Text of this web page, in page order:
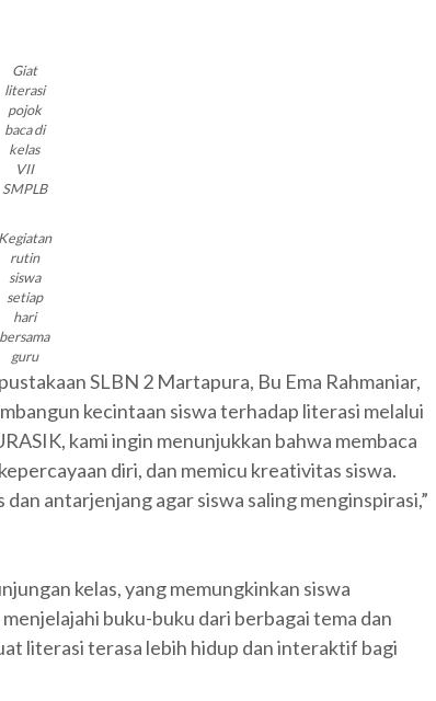
Giat
literasi
pojok
baca di
kelas
VII
SMPLB
Kegiatan
rutin
siswa
setiap
hari
bersama
guru
SLBN 2 Martapura, Bu Ema Rahmaniar,
kecintaan siswa terhadap literasi melalui
kami ingin menunjukkan bahwa membaca
diri, dan memicu kreativitas siswa.
antarjenjang agar siswa saling menginspirasi,”
kelas, yang memungkinkan siswa
buku-buku dari berbagai tema dan
literasi terasa lebih hidup dan interaktif bagi